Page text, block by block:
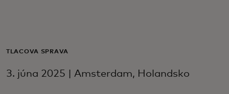
Pre firmy
TLAČOVÁ SPRÁVA
3. júna 2025 | Amsterdam, Holandsko